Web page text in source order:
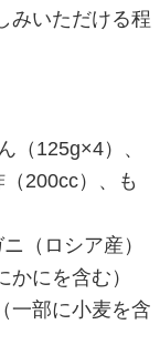
みいただける程
（125g×4）、
200cc）、も
（ロシア産）
にを含む）
一部に小麦を含